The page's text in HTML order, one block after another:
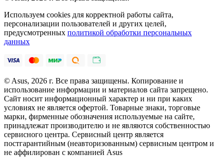
Используем cookies для корректной работы сайта,
персонализации пользователей и других целей,
предусмотренных политикой обработки персональных
данных
© Asus, 2026 г. Все права защищены. Копирование и
использование информации и материалов сайта запрещено.
Сайт носит информационный характер и ни при каких
условиях не является офертой. Товарные знаки, торговые
марки, фирменные обозначения используемые на сайте,
принадлежат производителю и не являются собственностью
сервисного центра. Сервисный центр является
постгарантийным (неавторизованным) сервисным центром и
не аффилирован с компанией Asus